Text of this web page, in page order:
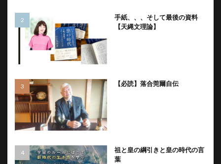
手紙、、、そして最後の資料
【天縄文理論】
【必読】落合莞爾自伝
祖と皇の綱引きと皇の時代の言
葉